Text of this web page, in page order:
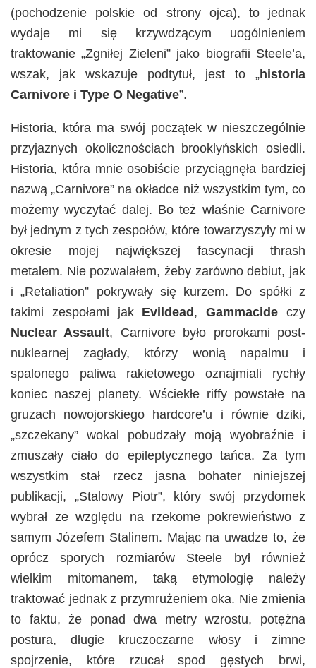
(pochodzenie polskie od strony ojca), to jednak
wydaje mi się krzywdzącym uogólnieniem
traktowanie „Zgniłej Zieleni” jako biografii Steele’a,
wszak, jak wskazuje podtytuł, jest to „historia
Carnivore i Type O Negative”.
Historia, która ma swój początek w nieszczególnie
przyjaznych okolicznościach brooklyńskich osiedli.
Historia, która mnie osobiście przyciągnęła bardziej
nazwą „Carnivore” na okładce niż wszystkim tym, co
możemy wyczytać dalej. Bo też właśnie Carnivore
był jednym z tych zespołów, które towarzyszyły mi w
okresie mojej największej fascynacji thrash
metalem. Nie pozwalałem, żeby zarówno debiut, jak
i „Retaliation” pokrywały się kurzem. Do spółki z
takimi zespołami jak Evildead,Gammacide czy
Nuclear Assault, Carnivore było prorokami post-
nuklearnej zagłady, którzy wonią napalmu i
spalonego paliwa rakietowego oznajmiali rychły
koniec naszej planety. Wściekłe riffy powstałe na
gruzach nowojorskiego hardcore’u i równie dziki,
„szczekany” wokal pobudzały moją wyobraźnie i
zmuszały ciało do epileptycznego tańca. Za tym
wszystkim stał rzecz jasna bohater niniejszej
publikacji, „Stalowy Piotr”, który swój przydomek
wybrał ze względu na rzekome pokrewieństwo z
samym Józefem Stalinem. Mając na uwadze to, że
oprócz sporych rozmiarów Steele był również
wielkim mitomanem, taką etymologię należy
traktować jednak z przymrużeniem oka. Nie zmienia
to faktu, że ponad dwa metry wzrostu, potężna
postura, długie kruczoczarne włosy i zimne
spojrzenie, które rzucał spod gęstych brwi,